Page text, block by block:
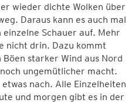
wieder dichte Wolken über
Daraus kann es auch mal
Schauer auf. Mehr
nicht drin. Dazu kommt
starker Wind aus Nord
ungemütlicher macht.
nach. Alle Einzelheiten
und morgen gibt es in der